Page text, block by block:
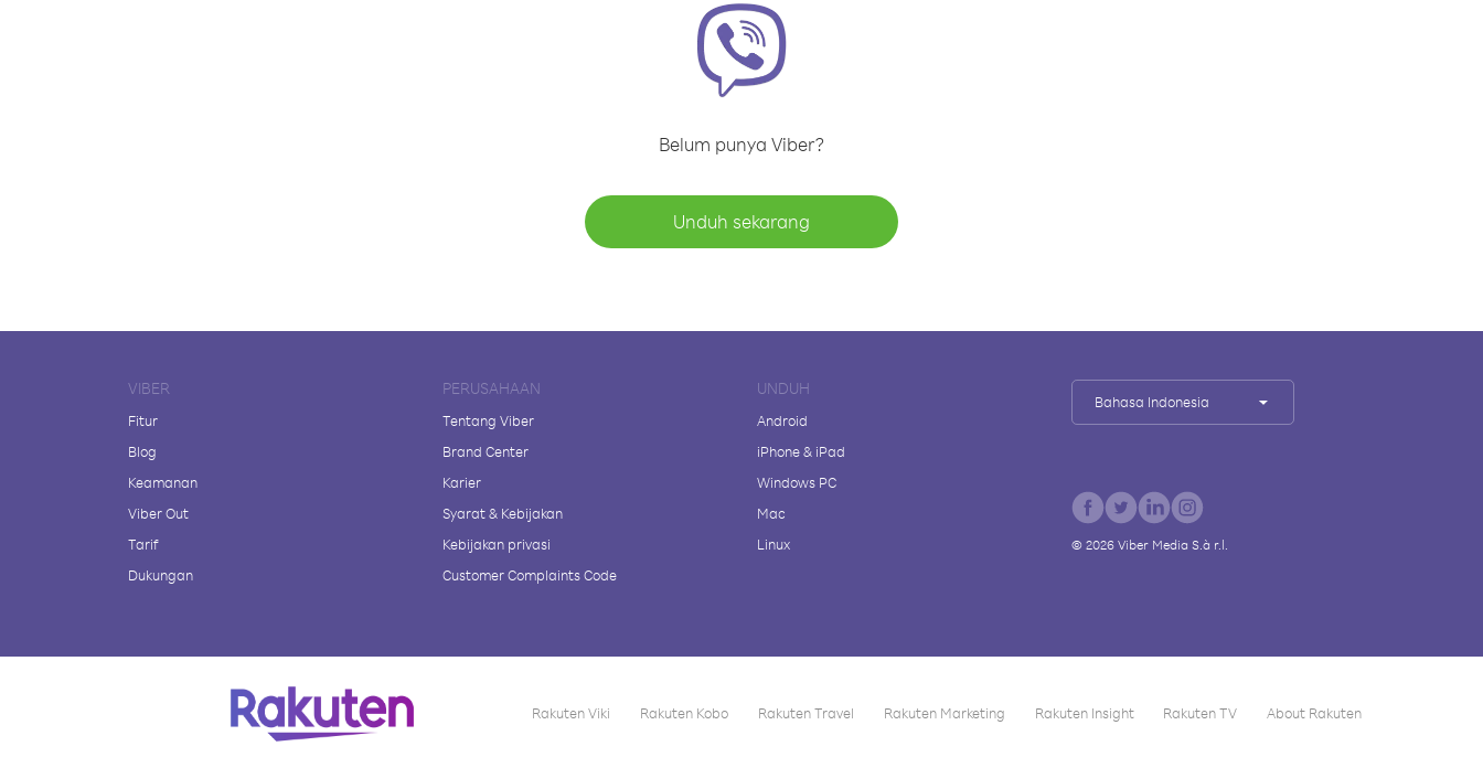
Belum punya Viber?
Unduh sekarang
VIBER
Fitur
Blog
Keamanan
Viber Out
Tarif
Dukungan
PERUSAHAAN
Tentang Viber
Brand Center
Karier
Syarat & Kebijakan
Kebijakan privasi
Customer Complaints Code
UNDUH
Android
iPhone & iPad
Windows PC
Mac
Linux
Bahasa Indonesia
© 2026 Viber Media S.à r.l.
Rakuten Viki Rakuten Kobo Rakuten Travel Rakuten Marketing Rakuten Insight Rakuten TV About Rakuten